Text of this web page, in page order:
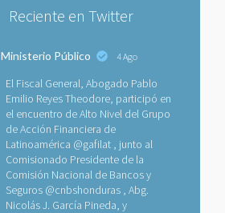
Reciente en Twitter
Ministerio Público 4 Ago
El Fiscal General, Abogado Pablo
Emilio Reyes Theodore, participó en
el encuentro de Alto Nivel del Grupo
de Acción Financiera de
Latinoamérica @gafilat, junto al
Comisionado Presidente de la
Comisión Nacional de Bancos y
Seguros @cnbshonduras, Abg.
Nicolás J. García Pineda, y